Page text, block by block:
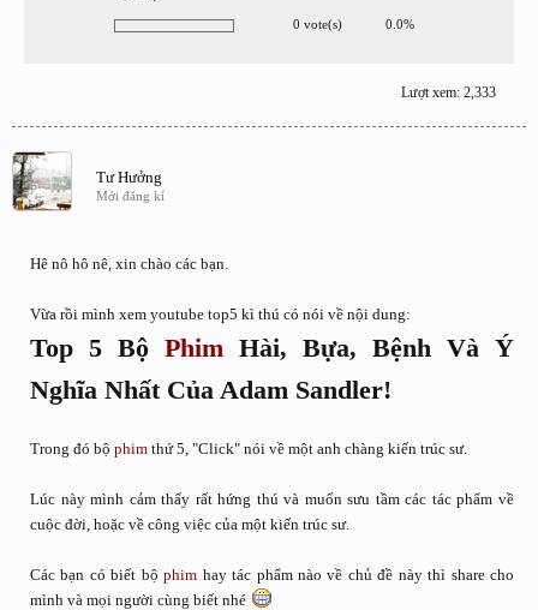
0 vote(s) 0.0%
Lượt xem: 2,333
Tư Hưởng
Mới đăng kí
Hê nô hô nê, xin chào các bạn.
Vừa rồi mình xem youtube top5 kì thú có nói về nội dung:
Top 5 Bộ Phim Hài, Bựa, Bệnh Và Ý
Nghĩa Nhất Của Adam Sandler!
Trong đó bộ phim thứ 5, "Click" nói về một anh chàng kiến trúc sư.
Lúc này mình cảm thấy rất hứng thú và muốn sưu tầm các tác phẩm về
cuộc đời, hoặc về công việc của một kiến trúc sư.
Các bạn có biết bộphim hay tác phẩm nào về chủ đề này thì share cho
mình và mọi người cùng biết nhé